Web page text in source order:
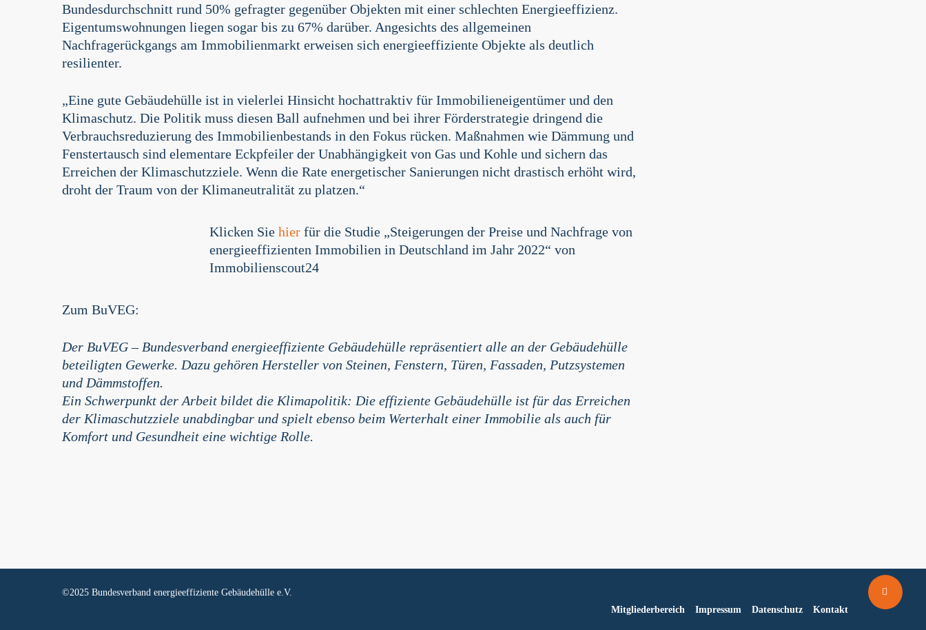
Bundesdurchschnitt rund 50% gefragter gegenüber Objekten mit einer schlechten Energieeffizienz.
Eigentumswohnungen liegen sogar bis zu 67% darüber. Angesichts des allgemeinen
Nachfragerückgangs am Immobilienmarkt erweisen sich energieeffiziente Objekte als deutlich
resilienter.
„Eine gute Gebäudehülle ist in vielerlei Hinsicht hochattraktiv für Immobilieneigentümer und den
Klimaschutz. Die Politik muss diesen Ball aufnehmen und bei ihrer Förderstrategie dringend die
Verbrauchsreduzierung des Immobilienbestands in den Fokus rücken. Maßnahmen wie Dämmung und
Fenstertausch sind elementare Eckpfeiler der Unabhängigkeit von Gas und Kohle und sichern das
Erreichen der Klimaschutzziele. Wenn die Rate energetischer Sanierungen nicht drastisch erhöht wird,
droht der Traum von der Klimaneutralität zu platzen.“
Klicken Sie hierfür die Studie „Steigerungen der Preise und Nachfrage von
energieeffizienten Immobilien in Deutschland im Jahr 2022“ von
Immobilienscout24
Zum BuVEG:
Der BuVEG – Bundesverband energieeffiziente Gebäudehülle repräsentiert alle an der Gebäudehülle
beteiligten Gewerke. Dazu gehören Hersteller von Steinen, Fenstern, Türen, Fassaden, Putzsystemen
und Dämmstoffen.
Ein Schwerpunkt der Arbeit bildet die Klimapolitik: Die effiziente Gebäudehülle ist für das Erreichen
der Klimaschutzziele unabdingbar und spielt ebenso beim Werterhalt einer Immobilie als auch für
Komfort und Gesundheit eine wichtige Rolle.
Share
©2025 Bundesverband energieeffiziente Gebäudehülle e.V.
Mitgliederbereich
Impressum Datenschutz Kontakt